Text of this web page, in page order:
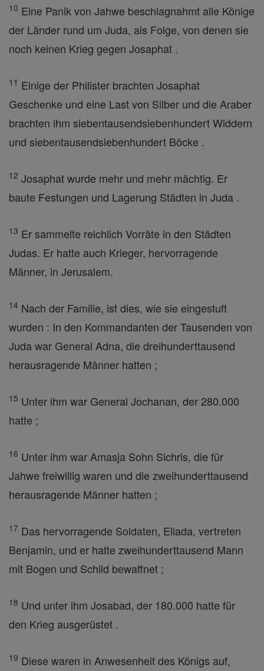
10 Eine Panik von Jahwe beschlagnahmt alle Könige
der Länder rund um Juda, als Folge, von denen sie
noch keinen Krieg gegen Josaphat .
11 Einige der Philister brachten Josaphat
Geschenke und eine Last von Silber und die Araber
brachten ihm siebentausendsiebenhundert Widdern
und siebentausendsiebenhundert Böcke .
12 Josaphat wurde mehr und mehr mächtig. Er
baute Festungen und Lagerung Städten in Juda .
13 Er sammelte reichlich Vorräte in den Städten
Judas. Er hatte auch Krieger, hervorragende
Männer, in Jerusalem.
14 Nach der Familie, ist dies, wie sie eingestuft
wurden : In den Kommandanten der Tausenden von
Juda war General Adna, die dreihunderttausend
herausragende Männer hatten ;
15 Unter ihm war General Jochanan, der 280.000
hatte ;
16 Unter ihm war Amasja Sohn Sichris, die für
Jahwe freiwillig waren und die zweihunderttausend
herausragende Männer hatten ;
17 Das hervorragende Soldaten, Eliada, vertreten
Benjamin, und er hatte zweihunderttausend Mann
mit Bogen und Schild bewaffnet ;
18 Und unter ihm Josabad, der 180.000 hatte für
den Krieg ausgerüstet .
19 Diese waren in Anwesenheit des Königs auf,